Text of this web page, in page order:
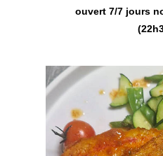
ouvert 7/7 jours